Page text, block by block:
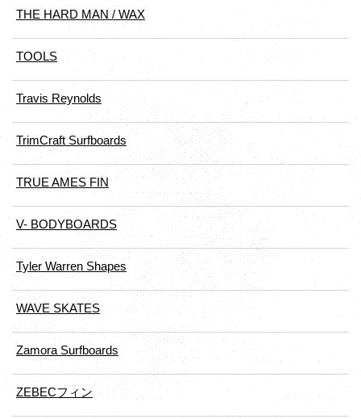
THE HARD MAN / WAX
TOOLS
Travis Reynolds
TrimCraft Surfboards
TRUE AMES FIN
V- BODYBOARDS
Tyler Warren Shapes
WAVE SKATES
Zamora Surfboards
ZEBECフィン